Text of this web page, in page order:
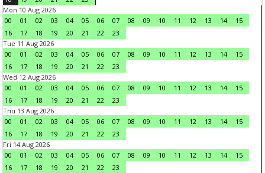
Mon 10 Aug 2026
00
01 02 03 04 05 06 07 08 09 10 11 12 13 14
15
16
17 18 19 20 21 22
23
Tue 11 Aug 2026
00
01 02 03 04 05 06 07 08 09 10 11 12 13 14
15
16
17 18 19 20 21 22
23
Wed 12 Aug 2026
00
01 02 03 04 05 06 07 08 09 10 11 12 13 14
15
16
17 18 19 20 21 22
23
Thu 13 Aug 2026
00
01 02 03 04 05 06 07 08 09 10 11 12 13 14
15
16
17 18 19 20 21 22
23
Fri 14 Aug 2026
00
01 02 03 04 05 06 07 08 09 10 11 12 13 14
15
16
17 18 19 20 21 22
23